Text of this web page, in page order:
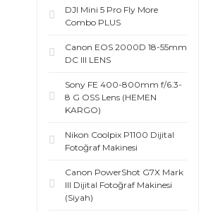
DJI Mini 5 Pro Fly More
Combo PLUS
Canon EOS 2000D 18-55mm
DC III LENS
Sony FE 400-800mm f/6.3-
8 G OSS Lens (HEMEN
KARGO)
Nikon Coolpix P1100 Dijital
Fotoğraf Makinesi
Canon PowerShot G7X Mark
III Dijital Fotoğraf Makinesi
(Siyah)